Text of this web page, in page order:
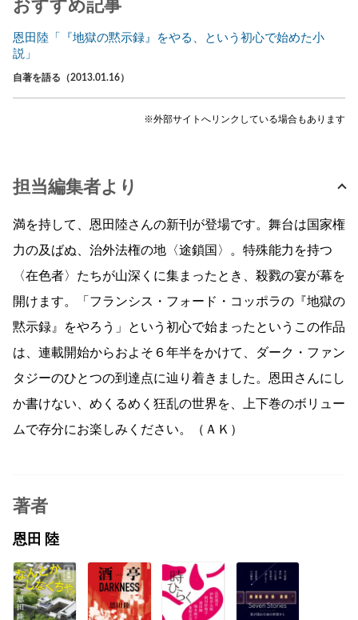
おすすめ記事
恩田陸「『地獄の黙示録』をやる、という初心で始めた小
説」
自著を語る（2013.01.16）
※外部サイトへリンクしている場合もあります
担当編集者より
満を持して、恩田陸さんの新刊が登場です。舞台は国家権
力の及ばぬ、治外法権の地〈途鎖国〉。特殊能力を持つ
〈在色者〉たちが山深くに集まったとき、殺戮の宴が幕を
開けます。「フランシス・フォード・コッポラの『地獄の
黙示録』をやろう」という初心で始まったというこの作品
は、連載開始からおよそ６年半をかけて、ダーク・ファン
タジーのひとつの到達点に辿り着きました。恩田さんにし
か書けない、めくるめく狂乱の世界を、上下巻のボリュー
ムで存分にお楽しみください。（ＡＫ）
著者
恩田 陸